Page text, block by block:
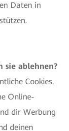
Daten in
sie ablehnen?
Cookies.
Online-
dir Werbung
deinen